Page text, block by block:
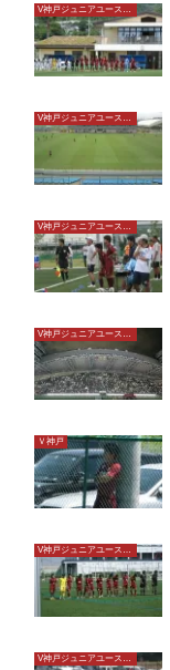
V神戸ジュニアユースU15
V神戸ジュニアユースU15
V神戸ジュニアユースU15
Ｖ神戸
V神戸ジュニアユースU15